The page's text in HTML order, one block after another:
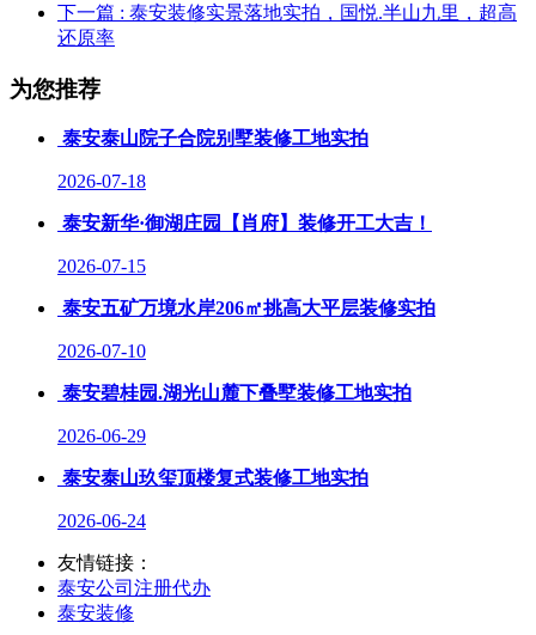
下一篇 : 泰安装修实景落地实拍，国悦.半山九里，超高
还原率
为您推荐
泰安泰山院子合院别墅装修工地实拍
2026-07-18
泰安新华·御湖庄园【肖府】装修开工大吉！
2026-07-15
泰安五矿万境水岸206㎡挑高大平层装修实拍
2026-07-10
泰安碧桂园.湖光山麓下叠墅装修工地实拍
2026-06-29
泰安泰山玖玺顶楼复式装修工地实拍
2026-06-24
友情链接：
泰安公司注册代办
泰安装修